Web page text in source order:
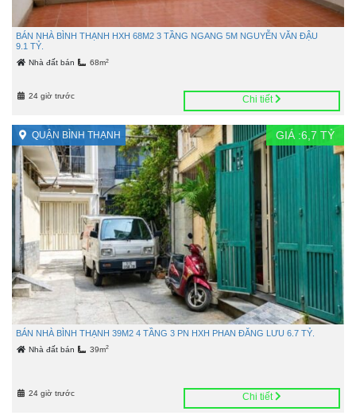
BÁN NHÀ BÌNH THẠNH HXH 68M2 3 TẦNG NGANG 5M NGUYỄN VĂN ĐẬU
9.1 TỶ.
Nhà đất bán 68m2
24 giờ trước Chi tiết
QUẬN BÌNH THẠNH GIÁ :6,7 TỶ
BÁN NHÀ BÌNH THẠNH 39M2 4 TẦNG 3 PN HXH PHAN ĐĂNG LƯU 6.7 TỶ.
Nhà đất bán 39m2
24 giờ trước Chi tiết